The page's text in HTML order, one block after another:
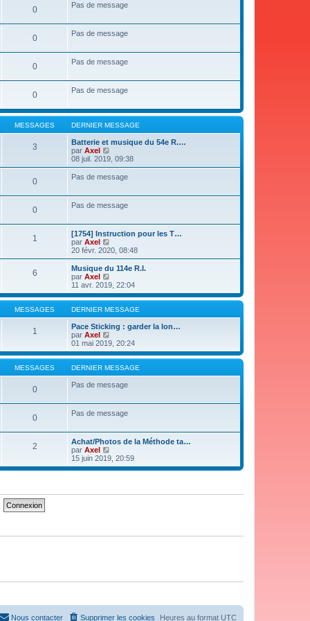
s
a
e
0 Pas de message
0 Pas de message
0 Pas de message
0 Pas de message
MESSAGES DERNIER MESSAGE
3
Batterie et musique du 54e R.…
par Axel
o
i
r
d
e
n
i
r
m
e
s
a
g
e
08 juil. 2019, 09:38
0 Pas de message
0 Pas de message
1
[1754] Instruction pour les T…
par Axel
o
i
r
e
d
e
r
n
i
r
m
e
s
s
a
20 févr. 2020, 08:48
6
Musique du 114e R.I.
par Axel
o
i
r
l
e
d
r
n
i
e
r
m
a
e
11 avr. 2019, 22:04
MESSAGES DERNIER MESSAGE
1
Pace Sticking : garder la lon…
par Axel
o
i
r
l
e
d
i
r
m
s
s
01 mai 2019, 20:24
MESSAGES DERNIER MESSAGE
0 Pas de message
0 Pas de message
2
Achat/Photos de la Méthode ta…
par Axel
o
i
s
e
15 juin 2019, 20:59
Heures au format UTC
Supprimer les cookies
Nous contacter